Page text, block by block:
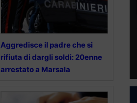
Aggredisce il padre che si
rifiuta di dargli soldi: 20enne
arrestato a Marsala